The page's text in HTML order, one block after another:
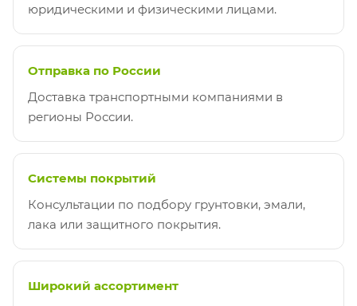
юридическими и физическими лицами.
Отправка по России
Доставка транспортными компаниями в
регионы России.
Системы покрытий
Консультации по подбору грунтовки, эмали,
лака или защитного покрытия.
Широкий ассортимент